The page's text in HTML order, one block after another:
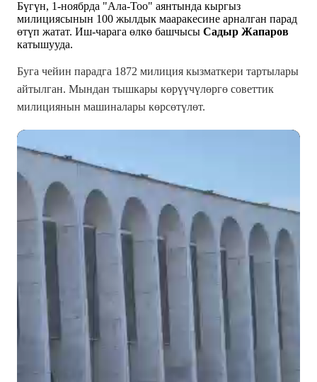
Бүгүн, 1-ноябрда "Ала-Тоо" аянтында кыргыз
милициясынын 100 жылдык мааракесине арналган парад
өтүп жатат. Иш-чарага өлкө башчысы Садыр Жапаров
катышууда.
Буга чейин парадга 1872 милиция кызматкери тартылары
айтылган. Мындан тышкары көрүүчүлөргө советтик
милициянын машиналары көрсөтүлөт.